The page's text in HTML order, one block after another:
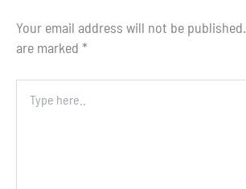
Your email address will not be published.
are marked *
here..